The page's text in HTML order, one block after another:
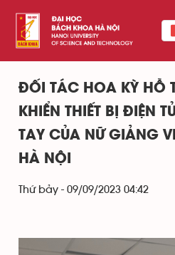
ĐỐI TÁC HOA KỲ HỖ
KHIỂN THIẾT BỊ ĐIỆN
TAY CỦA NỮ GIẢNG
HÀ NỘI
Thứ bảy - 09/09/2023 04:42